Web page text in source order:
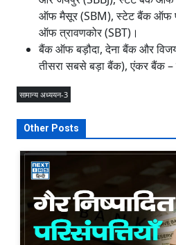
ऑफ मैसूर (SBM), स्टेट बैंक ऑफ
ऑफ त्रावणकोर (SBT)।
बैंक ऑफ बड़ौदा, देना बैंक और
तीसरा सबसे बड़ा बैंक), एंकर बैंक
सामान्य अध्ययन-3
Other Posts